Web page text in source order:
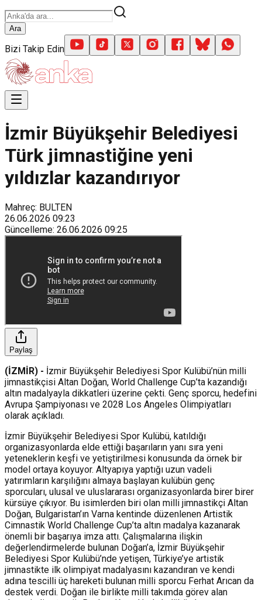
Ara
Bizi Takip Edin
İzmir Büyükşehir Belediyesi
Türk jimnastiğine yeni
yıldızlar kazandırıyor
Mahreç: BULTEN
26.06.2026 09:23
Güncelleme: 26.06.2026 09:25
Paylaş
(İZMİR) - İzmir Büyükşehir Belediyesi Spor Kulübü’nün milli
jimnastikçisi Altan Doğan, World Challenge Cup’ta kazandığı
altın madalyayla dikkatleri üzerine çekti. Genç sporcu, hedefini
Avrupa Şampiyonası ve 2028 Los Angeles Olimpiyatları
olarak açıkladı.
İzmir Büyükşehir Belediyesi Spor Kulübü, katıldığı
organizasyonlarda elde ettiği başarıların yanı sıra yeni
yeteneklerin keşfi ve yetiştirilmesi konusunda da örnek bir
model ortaya koyuyor. Altyapıya yaptığı uzun vadeli
yatırımların karşılığını almaya başlayan kulübün genç
sporcuları, ulusal ve uluslararası organizasyonlarda birer birer
kürsüye çıkıyor. Bu isimlerden biri olan milli jimnastikçi Altan
Doğan, Bulgaristan’ın Varna kentinde düzenlenen Artistik
Cimnastik World Challenge Cup’ta altın madalya kazanarak
önemli bir başarıya imza attı. Çalışmalarına ilişkin
değerlendirmelerde bulunan Doğan’a, İzmir Büyükşehir
Belediyesi Spor Kulübü’nde yetişen, Türkiye’ye artistik
jimnastikte ilk olimpiyat madalyasını kazandıran ve kendi
adına tescilli üç hareketi bulunan milli sporcu Ferhat Arıcan da
destek verdi. Doğan ile birlikte milli takımda görev alan